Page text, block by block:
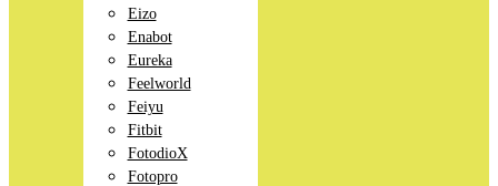
Eizo
Enabot
Eureka
Feelworld
Feiyu
Fitbit
FotodioX
Fotopro